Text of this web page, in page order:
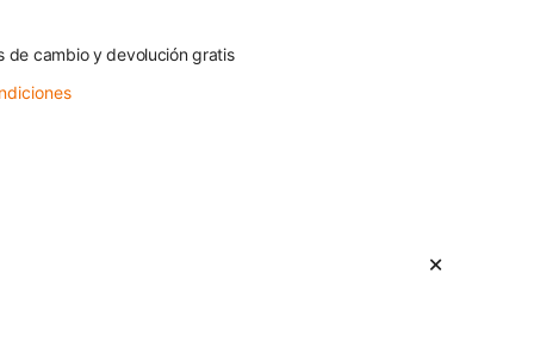
de cambio y devolución gratis